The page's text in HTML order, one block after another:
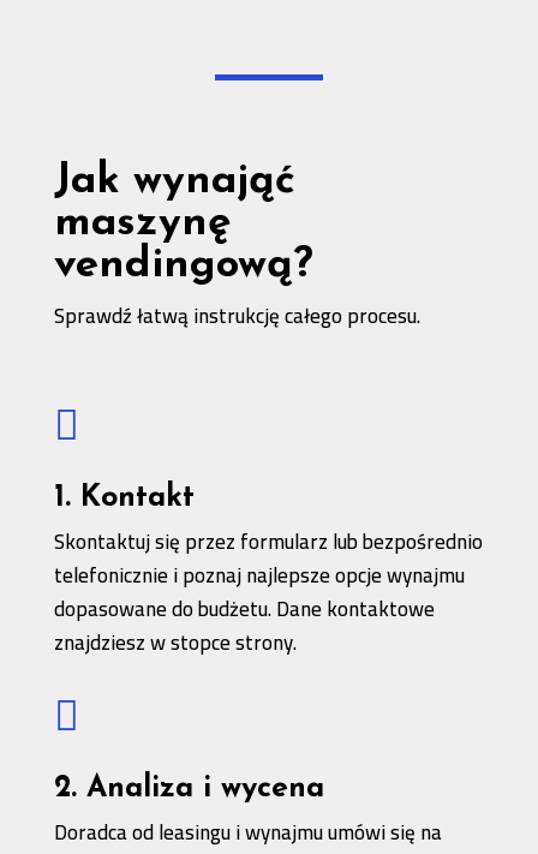
Jak wynająć
maszynę
vendingową?
Sprawdź łatwą instrukcję całego procesu.

1. Kontakt
Skontaktuj się przez formularz lub bezpośrednio
telefonicznie i poznaj najlepsze opcje wynajmu
dopasowane do budżetu. Dane kontaktowe
znajdziesz w stopce strony.

2. Analiza i wycena
Doradca od leasingu i wynajmu umówi się na